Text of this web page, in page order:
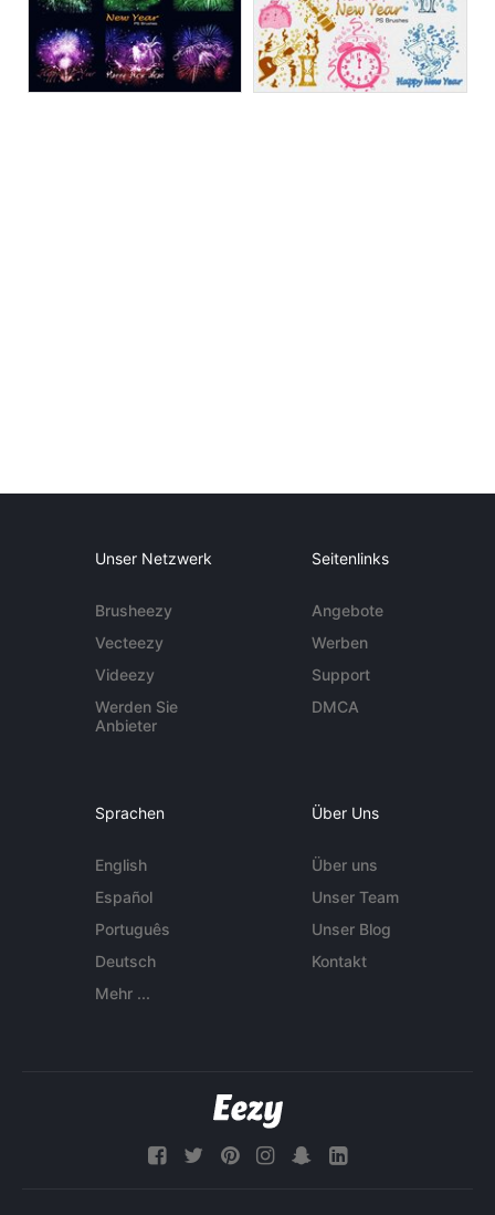
Unser Netzwerk
Brusheezy
Vecteezy
Videezy
Werden Sie
Anbieter
Seitenlinks
Angebote
Werben
Support
DMCA
Sprachen
English
Español
Português
Deutsch
Mehr ...
Über Uns
Über uns
Unser Team
Unser Blog
Kontakt